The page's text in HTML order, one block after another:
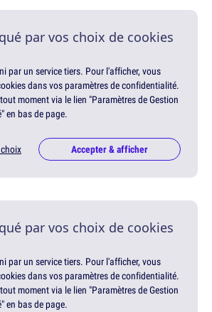
par vos choix de cookies
par un service tiers. Pour l'afficher, vous
dans vos paramètres de confidentialité.
moment via le lien "Paramètres de Gestion
en bas de page.
Accepter & afficher
par vos choix de cookies
par un service tiers. Pour l'afficher, vous
dans vos paramètres de confidentialité.
moment via le lien "Paramètres de Gestion
en bas de page.